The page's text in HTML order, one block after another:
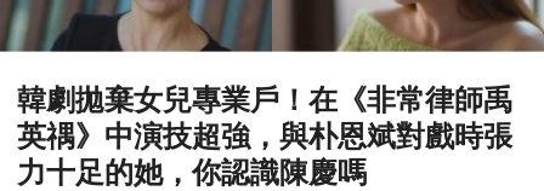
韓劇拋棄女兒專業戶！在《非常律師禹
英禑》中演技超強，與朴恩斌對戲時張
力十足的她，你認識陳慶嗎